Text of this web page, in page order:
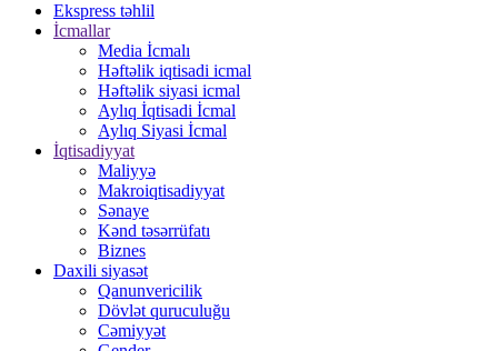
Ekspress təhlil
İcmallar
Media İcmalı
Həftəlik iqtisadi icmal
Həftəlik siyasi icmal
Aylıq İqtisadi İcmal
Aylıq Siyasi İcmal
İqtisadiyyat
Maliyyə
Makroiqtisadiyyat
Sənaye
Kənd təsərrüfatı
Biznes
Daxili siyasət
Qanunvericilik
Dövlət quruculuğu
Cəmiyyət